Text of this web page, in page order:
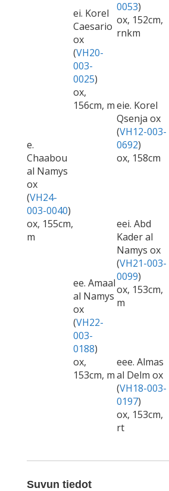
e.
Chaabou
al Namys
ox
(VH24-
003-0040)
ox, 155cm,
m
ei. Korel
Caesario
ox
(VH20-
003-
0025)
ox,
156cm, m
0053)
ox, 152cm,
rnkm
eie. Korel
Qsenja ox
(VH12-003-
0692)
ox, 158cm
ee. Amaal
al Namys
ox
(VH22-
003-
0188)
ox,
153cm, m
eei. Abd
Kader al
Namys ox
(VH21-003-
0099)
ox, 153cm,
m
eee. Almas
al Delm ox
(VH18-003-
0197)
ox, 153cm,
rt
Suvun tiedot